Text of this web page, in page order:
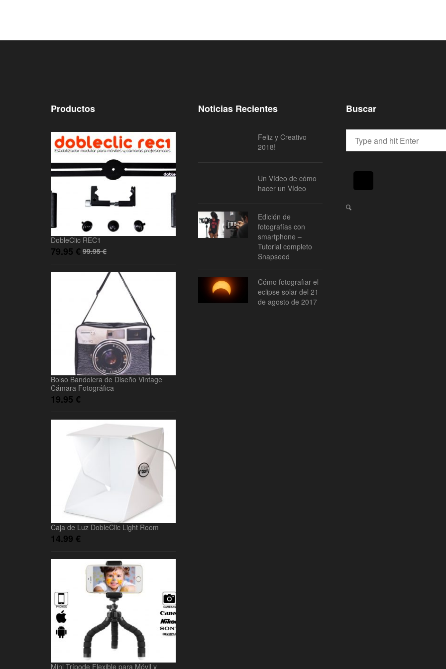
Productos
DobleClic REC1
99.95€
79.95 €
Bolso Bandolera de Diseño Vintage
Cámara Fotográfica
19.95 €
Caja de Luz DobleClic Light Room
14.99 €
Mini Trípode Flexible para Móvil y
Noticias Recientes
Feliz y Creativo
2018!
Un Vídeo de cómo
hacer un Vídeo
Edición de
fotografías con
smartphone –
Tutorial completo
Snapseed
Cómo fotografiar el
eclipse solar del 21
de agosto de 2017
Buscar